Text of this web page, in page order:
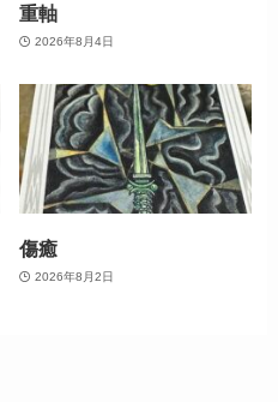
重軸
2026年8月4日
傷癒
2026年8月2日